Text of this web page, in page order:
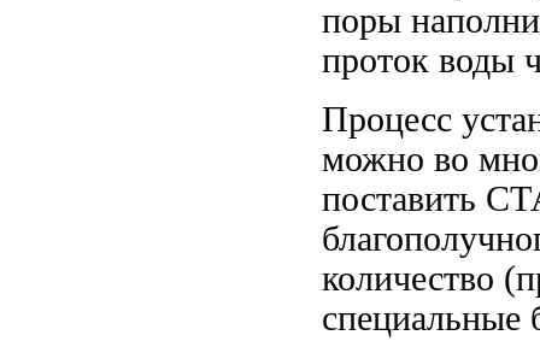
поры
проток воды
Процесс
можно во
поставить
количество
специальные